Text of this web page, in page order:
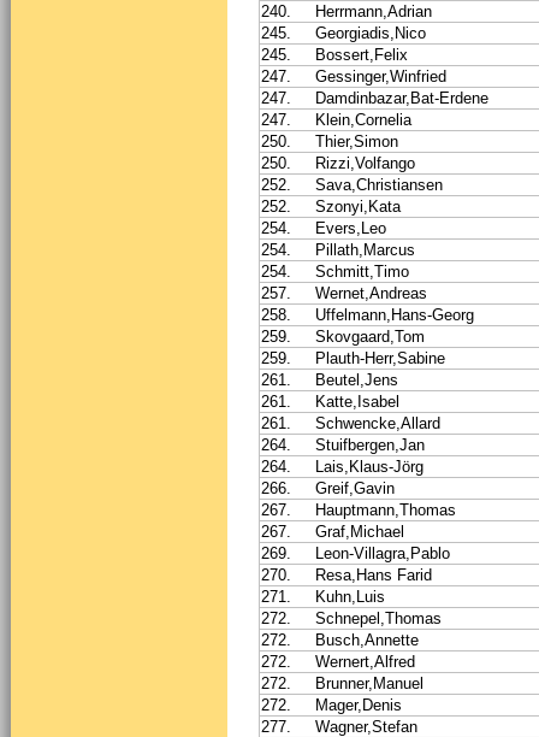
240.
Herrmann,Adrian
245.
Georgiadis,Nico
245.
Bossert,Felix
247.
Gessinger,Winfried
247.
Damdinbazar,Bat-Erdene
247.
Klein,Cornelia
250.
Thier,Simon
250.
Rizzi,Volfango
252.
Sava,Christiansen
252.
Szonyi,Kata
254.
Evers,Leo
254.
Pillath,Marcus
254.
Schmitt,Timo
257.
Wernet,Andreas
258.
Uffelmann,Hans-Georg
259.
Skovgaard,Tom
259.
Plauth-Herr,Sabine
261.
Beutel,Jens
261.
Katte,Isabel
261.
Schwencke,Allard
264.
Stuifbergen,Jan
264.
Lais,Klaus-Jörg
266.
Greif,Gavin
267.
Hauptmann,Thomas
267.
Graf,Michael
269.
Leon-Villagra,Pablo
270.
Resa,Hans Farid
271.
Kuhn,Luis
272.
Schnepel,Thomas
272.
Busch,Annette
272.
Wernert,Alfred
272.
Brunner,Manuel
272.
Mager,Denis
277.
Wagner,Stefan